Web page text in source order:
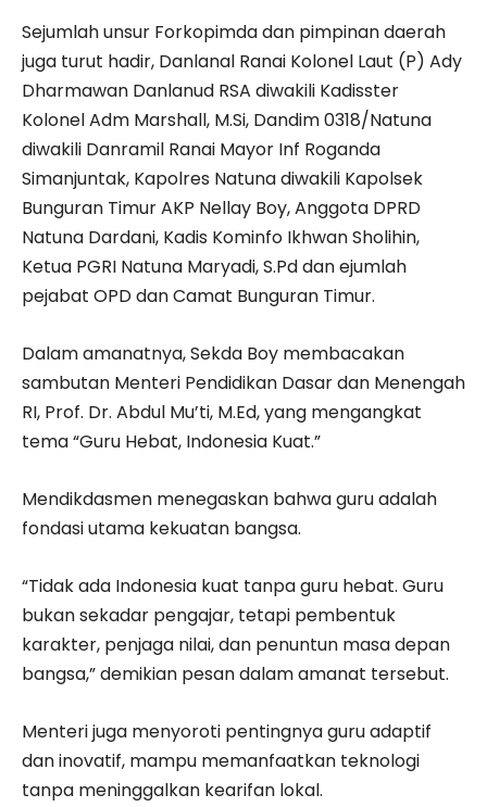
Sejumlah unsur Forkopimda dan pimpinan daerah
juga turut hadir, Danlanal Ranai Kolonel Laut (P) Ady
Dharmawan Danlanud RSA diwakili Kadisster
Kolonel Adm Marshall, M.Si, Dandim 0318/Natuna
diwakili Danramil Ranai Mayor Inf Roganda
Simanjuntak, Kapolres Natuna diwakili Kapolsek
Bunguran Timur AKP Nellay Boy, Anggota DPRD
Natuna Dardani, Kadis Kominfo Ikhwan Sholihin,
Ketua PGRI Natuna Maryadi, S.Pd dan ejumlah
pejabat OPD dan Camat Bunguran Timur.
Dalam amanatnya, Sekda Boy membacakan
sambutan Menteri Pendidikan Dasar dan Menengah
RI, Prof. Dr. Abdul Mu’ti, M.Ed, yang mengangkat
tema “Guru Hebat, Indonesia Kuat.”
Mendikdasmen menegaskan bahwa guru adalah
fondasi utama kekuatan bangsa.
“Tidak ada Indonesia kuat tanpa guru hebat. Guru
bukan sekadar pengajar, tetapi pembentuk
karakter, penjaga nilai, dan penuntun masa depan
bangsa,” demikian pesan dalam amanat tersebut.
Menteri juga menyoroti pentingnya guru adaptif
dan inovatif, mampu memanfaatkan teknologi
tanpa meninggalkan kearifan lokal.